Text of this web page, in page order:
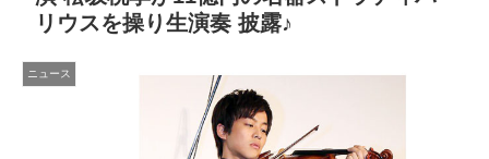
リウスを操り生演奏 披露♪
ニュース